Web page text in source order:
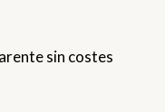
sin costes